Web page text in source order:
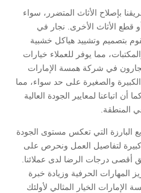
بإصلاح الأثاث المتضرر، سواء
قطع الأثاث الأخرى. نجار في
بتصميم وتشييد هياكل خشبية
مما يوفر للعملاء خيارات
في شركة همسة الإمارات
والصغيرة على حد سواء، مما
اتباعنا لمعايير الجودة العالية
المنطقة.
البارزة التي تعكس مستوى الجودة
كبيرة لتفاصيل العمل ونحرص على
أقصى درجات الرضا لدى عملائنا.
المهارات الحرفية وزيادة خبرة
الخيار المثالي لأولئك